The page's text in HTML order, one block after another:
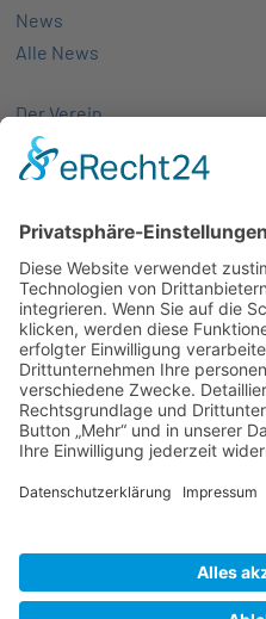
News
Alle News
Der Verein
Über uns
Aktivitäten
Mitgliedschaft
Partnernetze
Veranstaltungen
Alle Veranstaltungen
Jobs
Alle Jobs
AGB
Impressum